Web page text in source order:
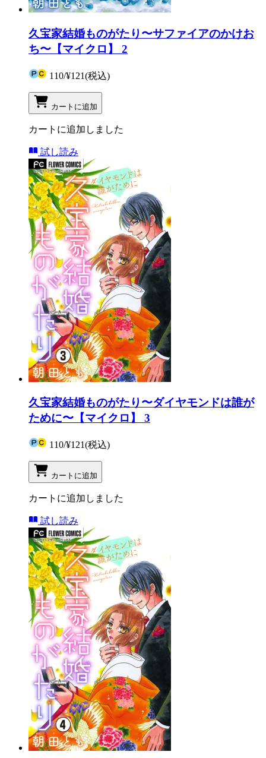
久宝家結婚ものがたり〜サファイアのかけお
ち〜【マイクロ】 2
110/¥121(税込)
カートに追加
カートに追加しました
試し読み
久宝家結婚ものがたり〜ダイヤモンドは誰が
ために〜【マイクロ】 3
110/¥121(税込)
カートに追加
カートに追加しました
試し読み